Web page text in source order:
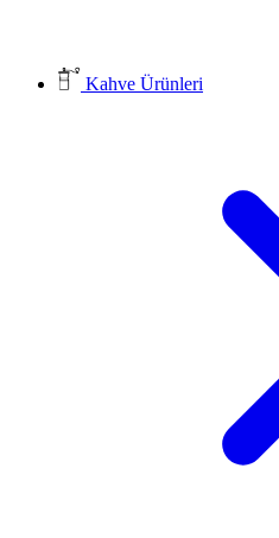
Kahve Ürünleri